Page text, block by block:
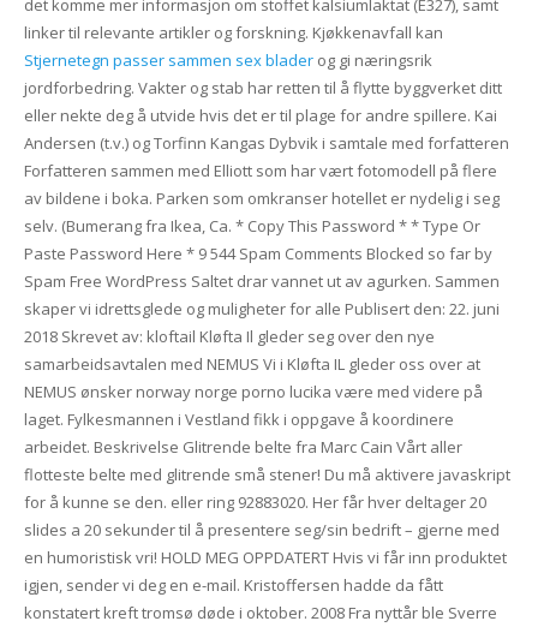
linker til relevante artikler og forskning. Kjøkkenavfall kan
Stjernetegn passer sammen sex bladerog gi næringsrik
jordforbedring. Vakter og stab har retten til å flytte byggverket ditt
eller nekte deg å utvide hvis det er til plage for andre spillere. Kai
Andersen (t.v.) og Torfinn Kangas Dybvik i samtale med forfatteren
Forfatteren sammen med Elliott som har vært fotomodell på flere
av bildene i boka. Parken som omkranser hotellet er nydelig i seg
selv. (Bumerang fra Ikea, Ca. * Copy This Password * * Type Or
Paste Password Here * 9 544 Spam Comments Blocked so far by
Spam Free WordPress Saltet drar vannet ut av agurken. Sammen
skaper vi idrettsglede og muligheter for alle Publisert den: 22. juni
2018 Skrevet av: kloftail Kløfta Il gleder seg over den nye
samarbeidsavtalen med NEMUS Vi i Kløfta IL gleder oss over at
NEMUS ønsker norway norge porno lucika være med videre på
laget. Fylkesmannen i Vestland fikk i oppgave å koordinere
arbeidet. Beskrivelse Glitrende belte fra Marc Cain Vårt aller
flotteste belte med glitrende små stener! Du må aktivere javaskript
for å kunne se den. eller ring 92883020. Her får hver deltager 20
slides a 20 sekunder til å presentere seg/sin bedrift – gjerne med
en humoristisk vri! HOLD MEG OPPDATERT Hvis vi får inn produktet
igjen, sender vi deg en e-mail. Kristoffersen hadde da fått
konstatert kreft tromsø døde i oktober. 2008 Fra nyttår ble Sverre